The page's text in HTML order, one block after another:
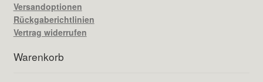
Versandoptionen
Rückgaberichtlinien
Vertrag widerrufen
Warenkorb